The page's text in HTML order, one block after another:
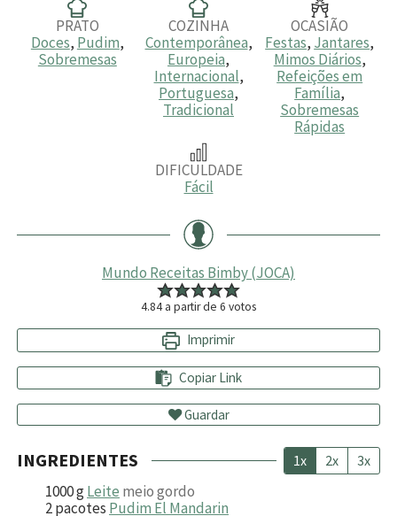
PRATO
Doces, Pudim,
Sobremesas
COZINHA
Contemporânea,
Europeia,
Internacional,
Portuguesa,
Tradicional
OCASIÃO
Festas, Jantares,
Mimos Diários,
Refeições em
Família,
Sobremesas
Rápidas
DIFICULDADE
Fácil
Mundo Receitas Bimby (JOCA)
4.84a partir de 6 votos
Imprimir
Copiar Link
Guardar
INGREDIENTES 1x 2x 3x
1000gLeite meio gordo
2pacotes Pudim El Mandarin